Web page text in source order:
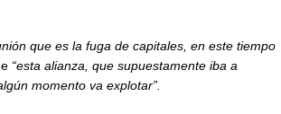
que es la fuga de capitales, en este tiempo
“esta alianza, que supuestamente iba a
momento va explotar”.